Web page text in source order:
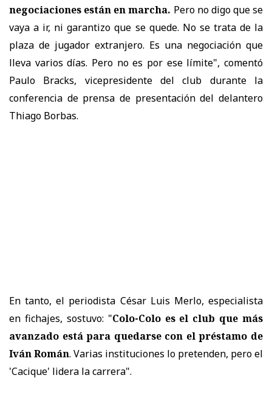
negociaciones están en marcha. Pero no digo que se
vaya a ir, ni garantizo que se quede. No se trata de la
plaza de jugador extranjero. Es una negociación que
lleva varios días. Pero no es por ese límite", comentó
Paulo Bracks, vicepresidente del club durante la
conferencia de prensa de presentación del delantero
Thiago Borbas.
En tanto, el periodista César Luis Merlo, especialista
en fichajes, sostuvo: "Colo-Colo es el club que más
avanzado está para quedarse con el préstamo de
Iván Román. Varias instituciones lo pretenden, pero el
'Cacique' lidera la carrera".